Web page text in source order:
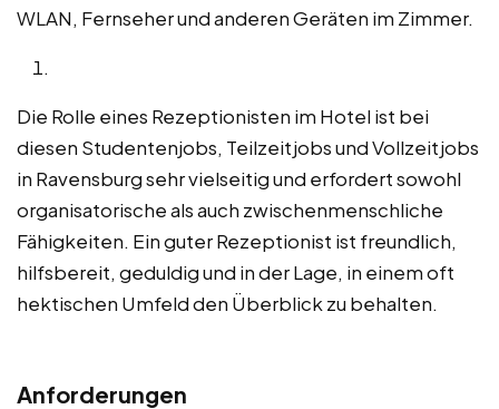
WLAN, Fernseher und anderen Geräten im Zimmer.
Die Rolle eines Rezeptionisten im Hotel ist bei
diesen Studentenjobs, Teilzeitjobs und Vollzeitjobs
in Ravensburg sehr vielseitig und erfordert sowohl
organisatorische als auch zwischenmenschliche
Fähigkeiten. Ein guter Rezeptionist ist freundlich,
hilfsbereit, geduldig und in der Lage, in einem oft
hektischen Umfeld den Überblick zu behalten.
Anforderungen